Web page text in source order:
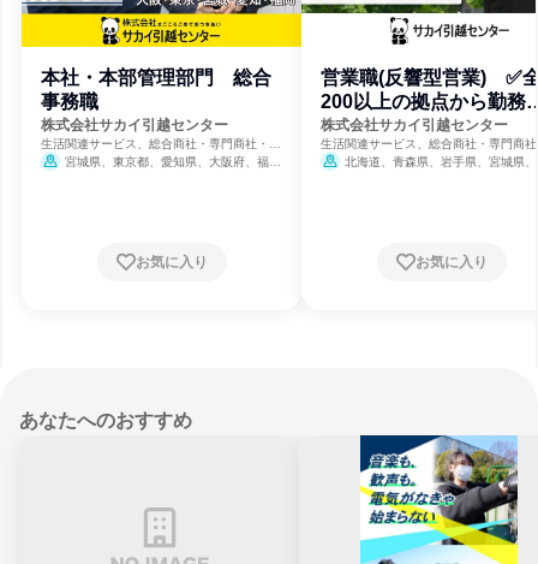
本社・本部管理部門 総合
事務職
株式会社サカイ引越センター
生活関連サービス、総合商社・専門商社・卸
売、不動産管理
宮城県、東京都、愛知県、大阪府、福岡
お気に入り
営業職(反響型営業) ✅
200以上の拠点から勤務
選べる
株式会社サカイ引越センター
生活関連サービス、総合商社・専門商
売、不動産管理
北海道、青森県、岩手県、宮城県
賀県、京都府、大阪府、兵庫県、奈良
歌山県、鳥取県、島根県、岡山県、広
お気に入り
あなたへのおすすめ